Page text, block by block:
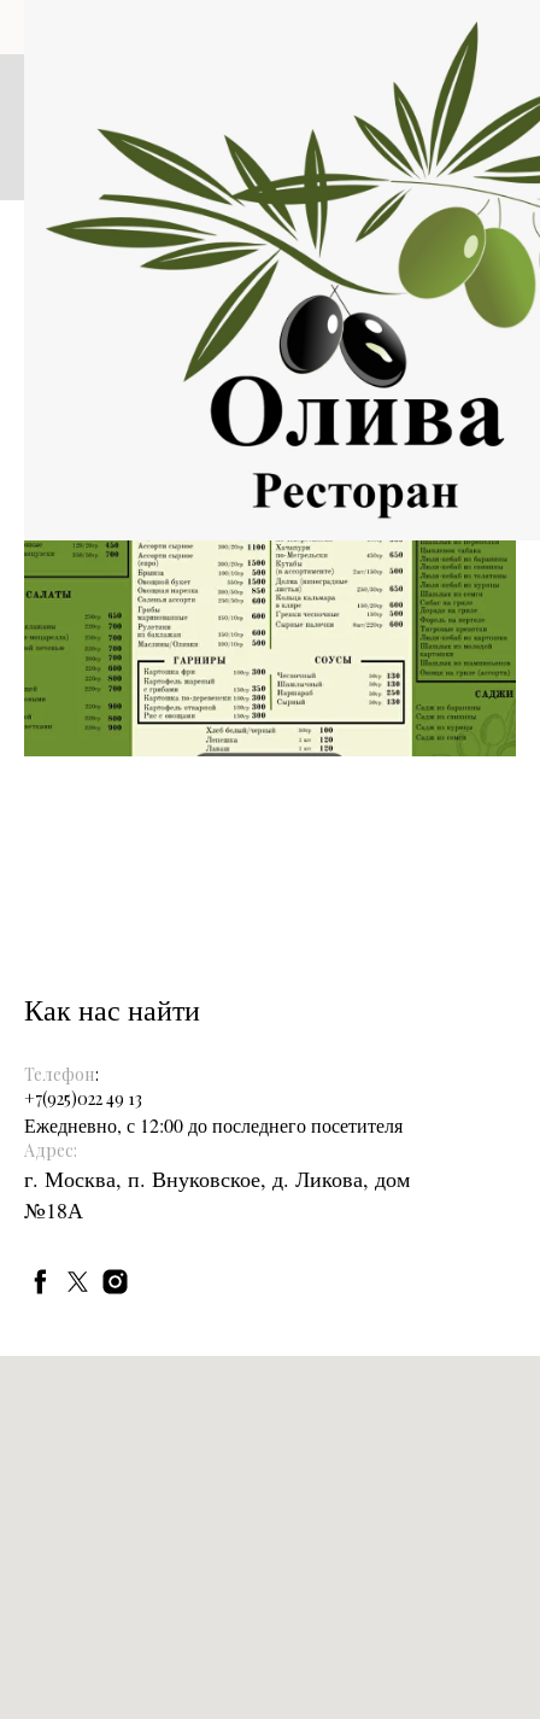
Нажмите на изображение, что бы открыть меню
Как нас найти
Телефон:
+7(925)022 49 13
Ежедневно, с 12:00 до последнего посетителя
Адрес:
г. Москва, п. Внуковское, д. Ликова, дом
№18А